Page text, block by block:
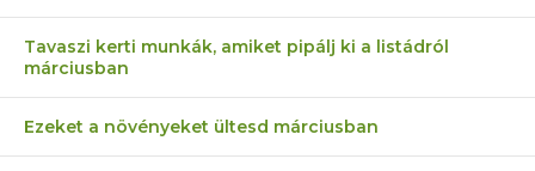
Tavaszi kerti munkák, amiket pipálj ki a listádról
márciusban
Ezeket a növényeket ültesd márciusban